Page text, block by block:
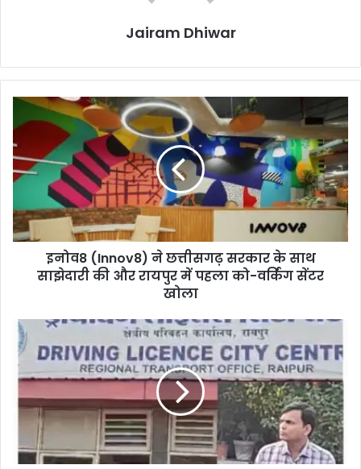
Jairam Dhiwar
इनोव8
(Innov8)
छत्तीसगढ़
सरकार
के
साझेदारी
की
को-
वर्किंग
सेंटर
खोला
इनोव8 (Innov8) ने छत्तीसगढ़ सरकार के साथ
साझेदारी की और रायपुर में पहला को-वर्किंग सेंटर
खोला
छत्तीसगढ़:
आम
आदमी
से
ड्राइविंग
लाइसेंस
बनवाना,
बिना